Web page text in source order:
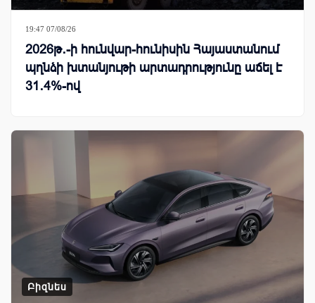
19:47 07/08/26
2026թ․-ի հունվար-հունիսին Հայաստանում
պղնձի խտանյութի արտադրությունը աճել է
31․4%-ով
Բիզնես